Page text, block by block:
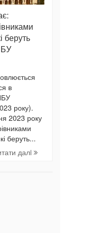
беруть
в
року).
2023 року
беруть...
далi